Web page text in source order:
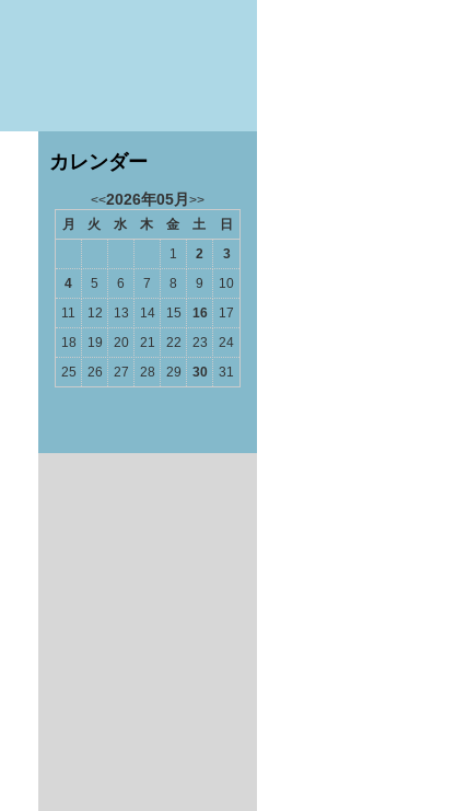
カレンダー
<<2026年05月 >>
月
火 水 木 金 土
日
1
2
3
4
5 6 7 8 9
10
11
12 13 14 15 16
17
18
19 20 21 22 23
24
25
26 27 28 29 30 31